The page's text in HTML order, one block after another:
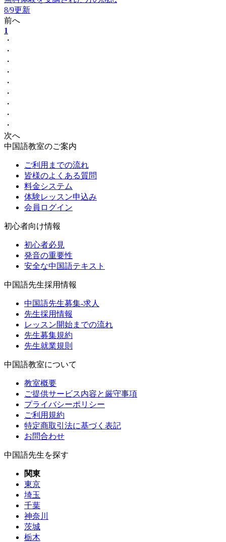
8/9更新
前へ
1
・
・
・
・
・
・
・
・
・
次へ
中国語教室のご案内
ご利用までの流れ
皆様のよくある質問
料金システム
体験レッスン申込み
会員ログイン
初心者向け情報
初心者必見
発音の重要性
安全な中国語テキスト
中国語先生採用情報
中国語先生募集-求人
先生採用情報
レッスン開始までの流れ
先生募集規約
先生就業規則
中国語教室について
教室概要
ご提供サービス内容と厳守事項
プライバシーポリシー
ご利用規約
特定商取引法に基づく表記
お問合わせ
中国語先生を探す
関東
東京
埼玉
千葉
神奈川
茨城
栃木